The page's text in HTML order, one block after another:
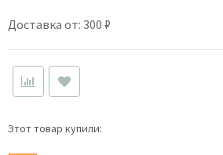
Доставка от: 300 ₽
Этот товар купили: